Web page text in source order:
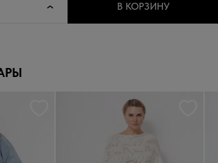
В КОРЗИНУ